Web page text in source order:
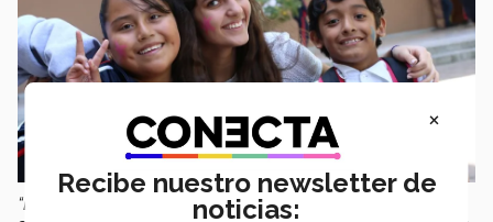
“La idea es que conozcan su entorno, su comunidad y
×
Recibe nuestro newsletter de
noticias: